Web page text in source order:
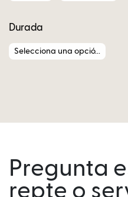
Durada
Selecciona una opció...
Pregunta
repte o